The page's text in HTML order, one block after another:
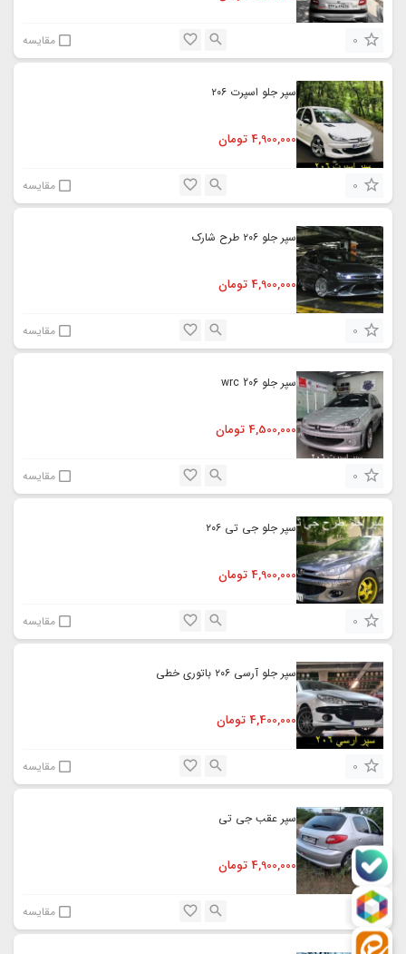
0 مقایسه
سپر جلو اسپرت ۲۰۶
4,900,000 تومان
0 مقایسه
سپر جلو ۲۰۶ طرح شارک
4,900,000 تومان
0 مقایسه
سپر جلو wrc 206
4,500,000 تومان
0 مقایسه
سپر جلو جی تی ۲۰۶
4,900,000 تومان
0 مقایسه
سپر جلو آرسی ۲۰۶ باتوری خطی
4,400,000 تومان
0 مقایسه
سپر عقب جی تی
4,900,000 تومان
0 مقایسه